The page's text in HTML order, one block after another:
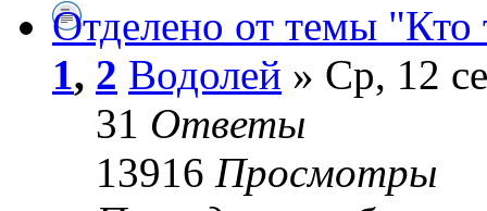
Отделено от темы "Кто
1, 2 Водолей » Ср, 12
31 Ответы
13916 Просмотры